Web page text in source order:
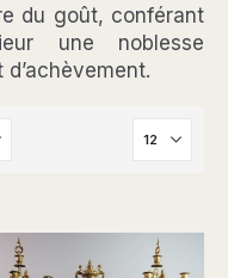
du goût, conférant
une noblesse